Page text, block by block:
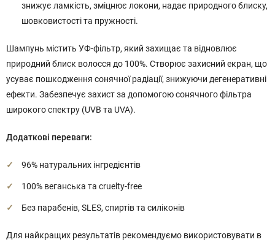
знижує ламкість, зміцнює локони, надає природного блиску,
шовковистості та пружності.
Шампунь містить УФ-фільтр, який захищає та відновлює
природний блиск волосся до 100%. Створює захисний екран, що
усуває пошкодження сонячної радіації, знижуючи дегенеративні
ефекти. Забезпечує захист за допомогою сонячного фільтра
широкого спектру (UVB та UVA).
Додаткові переваги:
96% натуральних інгредієнтів
100% веганська та cruelty-free
Без парабенів, SLES, спиртів та силіконів
Для найкращих результатів рекомендуємо використовувати в